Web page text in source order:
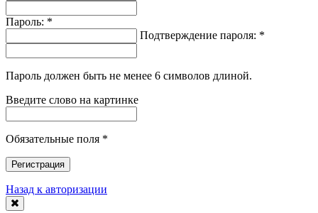
Пароль: *
Подтверждение пароля: *
Пароль должен быть не менее 6 символов длиной.
Введите слово на картинке
Обязательные поля *
Регистрация
Назад к авторизации